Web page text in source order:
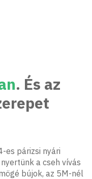
. És az
es párizsi nyári
a cseh vívás
bújok, az 5M-nél